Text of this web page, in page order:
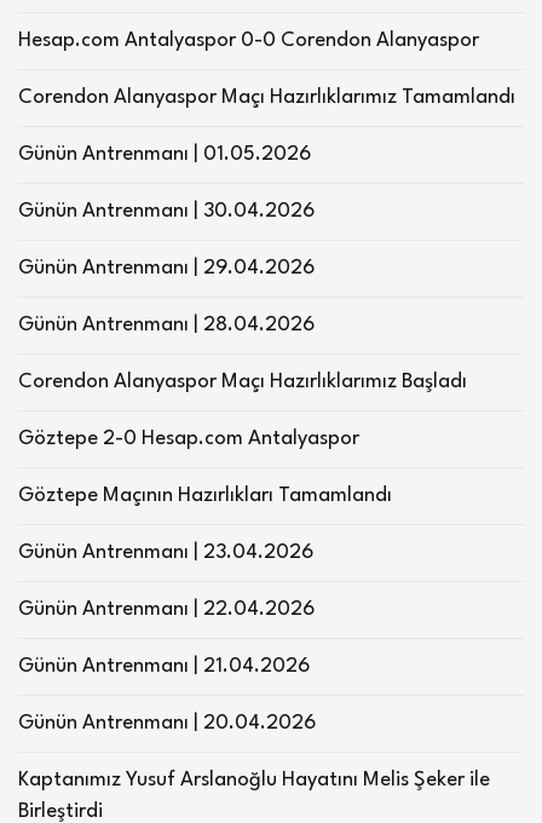
Hesap.com Antalyaspor 0-0 Corendon Alanyaspor
Corendon Alanyaspor Maçı Hazırlıklarımız Tamamlandı
Günün Antrenmanı | 01.05.2026
Günün Antrenmanı | 30.04.2026
Günün Antrenmanı | 29.04.2026
Günün Antrenmanı | 28.04.2026
Corendon Alanyaspor Maçı Hazırlıklarımız Başladı
Göztepe 2-0 Hesap.com Antalyaspor
Göztepe Maçının Hazırlıkları Tamamlandı
Günün Antrenmanı | 23.04.2026
Günün Antrenmanı | 22.04.2026
Günün Antrenmanı | 21.04.2026
Günün Antrenmanı | 20.04.2026
Kaptanımız Yusuf Arslanoğlu Hayatını Melis Şeker ile
Birleştirdi